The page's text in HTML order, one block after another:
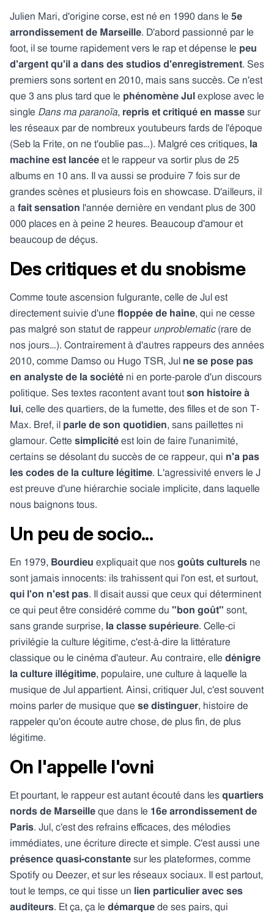
Julien Mari, d'origine corse, est né en 1990 dans le 5e
arrondissement de Marseille. D'abord passionné par le
foot, il se tourne rapidement vers le rap et dépense le peu
d'argent qu'il a dans des studios d'enregistrement. Ses
premiers sons sortent en 2010, mais sans succès. Ce n'est
que 3 ans plus tard que le phénomène Jul explose avec le
single Dans ma paranoïa, repris et critiqué en masse sur
les réseaux par de nombreux youtubeurs fards de l'époque
(Seb la Frite, on ne t'oublie pas…). Malgré ces critiques, la
machine est lancée et le rappeur va sortir plus de 25
albums en 10 ans. Il va aussi se produire 7 fois sur de
grandes scènes et plusieurs fois en showcase. D'ailleurs, il
a fait sensation l'année dernière en vendant plus de 300
000 places en à peine 2 heures. Beaucoup d'amour et
beaucoup de déçus.
Des critiques et du snobisme
Comme toute ascension fulgurante, celle de Jul est
directement suivie d'une floppée de haine, qui ne cesse
pas malgré son statut de rappeur unproblematic(rare de
nos jours…). Contrairement à d'autres rappeurs des années
2010, comme Damso ou Hugo TSR, Jul ne se pose pas
en analyste de la société ni en porte-parole d'un discours
politique. Ses textes racontent avant toutson histoire à
lui, celle des quartiers, de la fumette, des filles et de son T-
Max. Bref, il parle de son quotidien, sans paillettes ni
glamour. Cette simplicité est loin de faire l'unanimité,
certains se désolant du succès de ce rappeur, qui n'a pas
les codes de la culture légitime. L'agressivité envers le J
est preuve d'une hiérarchie sociale implicite, dans laquelle
nous baignons tous.
Un peu de socio...
En 1979, Bourdieu expliquait que nos goûts culturels ne
sont jamais innocents: ils trahissent qui l'on est, et surtout,
qui l'on n'est pas. Il disait aussi que ceux qui déterminent
ce qui peut être considéré comme du "bon goût" sont,
sans grande surprise, la classe supérieure. Celle-ci
privilégie la culture légitime, c'est-à-dire la littérature
classique ou le cinéma d'auteur. Au contraire, elle dénigre
la culture illégitime, populaire, une culture à laquelle la
musique de Jul appartient. Ainsi, critiquer Jul, c'est souvent
moins parler de musique que se distinguer, histoire de
rappeler qu'on écoute autre chose, de plus fin, de plus
légitime.
On l'appelle l'ovni
Et pourtant, le rappeur est autant écouté dans les quartiers
nords de Marseille que dans le 16e arrondissement de
Paris. Jul, c'est des refrains efficaces, des mélodies
immédiates, une écriture directe et simple. C'est aussi une
présence quasi-constante sur les plateformes, comme
Spotify ou Deezer, et sur les réseaux sociaux. Il est partout,
tout le temps, ce qui tisse un
lien particulier avec ses
auditeurs. Et ça, ça le démarque de ses pairs, qui